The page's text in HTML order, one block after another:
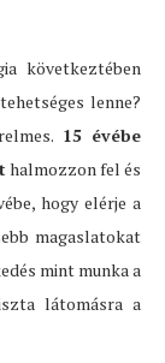
következtében
lenne?
15 évébe
halmozzon fel és
hogy elérje a
magaslatokat
mint munka a
látomásra a